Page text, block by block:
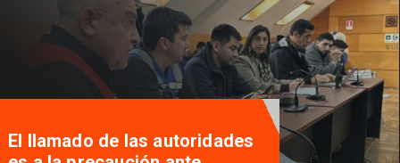
El llamado de las autoridades